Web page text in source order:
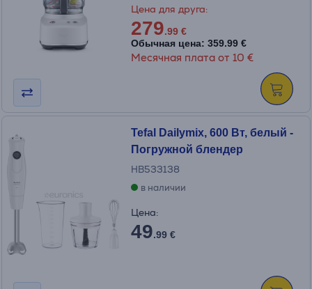
Цена для друга:
279.99 €
Обычная цена: 359.99 €
Месячная плата от 10 €
Tefal Dailymix, 600 Вт, белый -
Погружной блендер
HB533138
в наличии
Цена:
49.99 €